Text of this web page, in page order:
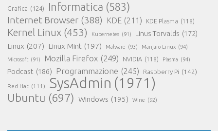
Grafica (124) Informatica (583)
Internet Browser (388) KDE (211) KDE Plasma (118)
Kernel Linux (453) Kubernetes (91) Linus Torvalds (172)
Linux (207) Linux Mint (197) Malware (93) Manjaro Linux (94)
Microsoft (91) Mozilla Firefox (249) NVIDIA (118) Plasma (94)
Podcast (186) Programmazione (245) Raspberry Pi (142)
Red Hat (111) SysAdmin (1971)
Ubuntu (697) Windows (195) Wine (92)